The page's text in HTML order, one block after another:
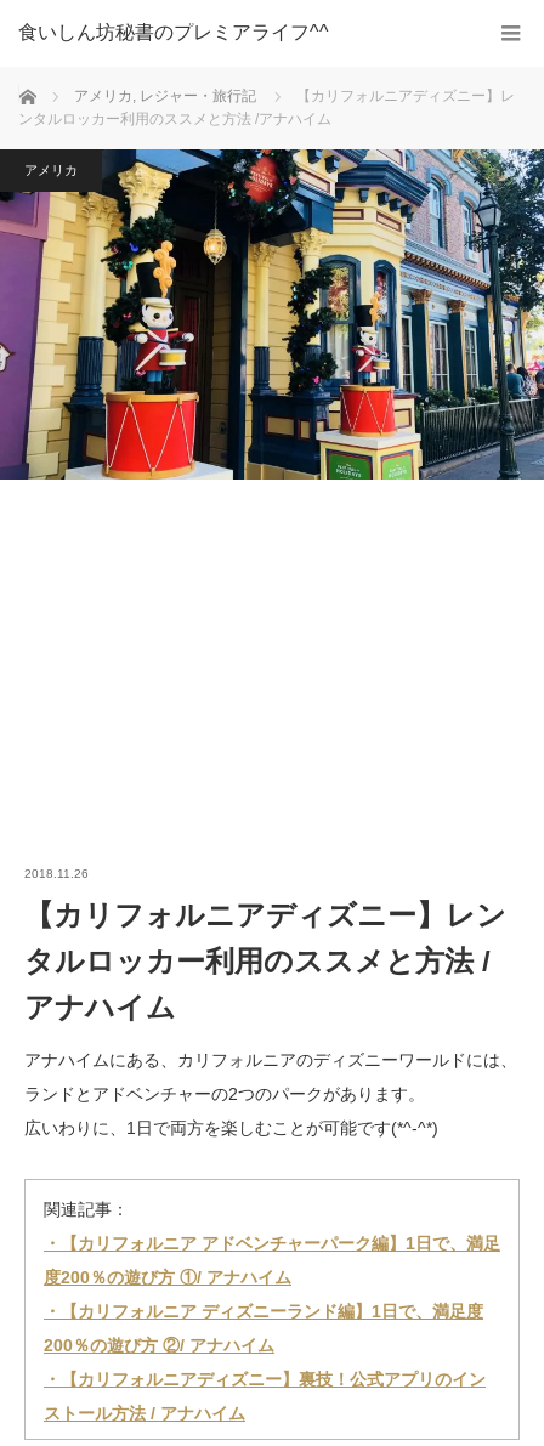
食いしん坊秘書のプレミアライフ^^
ホーム アメリカ , レジャー・旅行記
【カリフォルニアディズニー】レ
ンタルロッカー利用のススメと方法 /アナハイム
アメリカ
2018.11.26
【カリフォルニアディズニー】レン
タルロッカー利用のススメと方法 /
アナハイム
アナハイムにある、カリフォルニアのディズニーワールドには、
ランドとアドベンチャーの2つのパークがあります。
広いわりに、1日で両方を楽しむことが可能です(*^-^*)
関連記事：
・【カリフォルニア アドベンチャーパーク編】1日で、満足
度200％の遊び方 ①/ アナハイム
・【カリフォルニア ディズニーランド編】1日で、満足度
200％の遊び方 ②/ アナハイム
・【カリフォルニアディズニー】裏技！公式アプリのイン
ストール方法 / アナハイム